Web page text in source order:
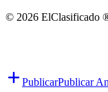
© 2026 ElClasificado
PublicarPublicar